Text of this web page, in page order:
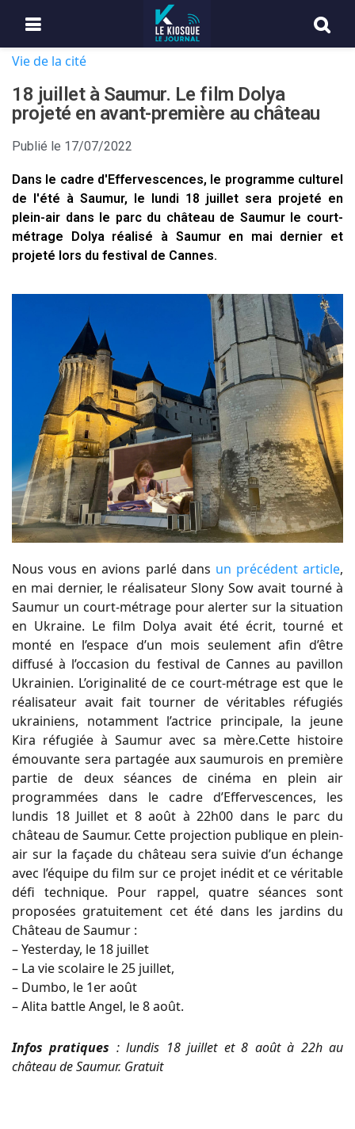
Vie de la cité
18 juillet à Saumur. Le film Dolya
projeté en avant-première au château
Publié le 17/07/2022
Dans le cadre d'Effervescences, le programme culturel
de l'été à Saumur, le lundi 18 juillet sera projeté en
plein-air dans le parc du château de Saumur le court-
métrage Dolya réalisé à Saumur en mai dernier et
projeté lors du festival de Cannes.
Nous vous en avions parlé dans un précédent article,
en mai dernier, le réalisateur Slony Sow avait tourné à
Saumur un court-métrage pour alerter sur la situation
en Ukraine. Le film Dolya avait été écrit, tourné et
monté en l’espace d’un mois seulement afin d’être
diffusé à l’occasion du festival de Cannes au pavillon
Ukrainien. L’originalité de ce court-métrage est que le
réalisateur avait fait tourner de véritables réfugiés
ukrainiens, notamment l’actrice principale, la jeune
Kira réfugiée à Saumur avec sa mère.Cette histoire
émouvante sera partagée aux saumurois en première
partie
de deux séances de cinéma en plein
air
programmées
dans le cadre d’Effervescences, les
lundis 18 Juillet et 8août à 22h00dans le parc du
château de Saumur. Cette projection publique en plein-
air sur la façade du château sera suivie d’un échange
avec l’équipe du film sur ce projet inédit et ce véritable
défi technique. Pour rappel, quatre séances sont
proposées gratuitement cet été dans les jardins du
Château de Saumur :
– Yesterday, le 18 juillet
– La vie scolaire le 25 juillet,
– Dumbo, le 1eraoût
– Alita battle Angel, le 8 août.
Infos pratiques : lundis 18 juillet et 8 août à 22h au
château de Saumur. Gratuit